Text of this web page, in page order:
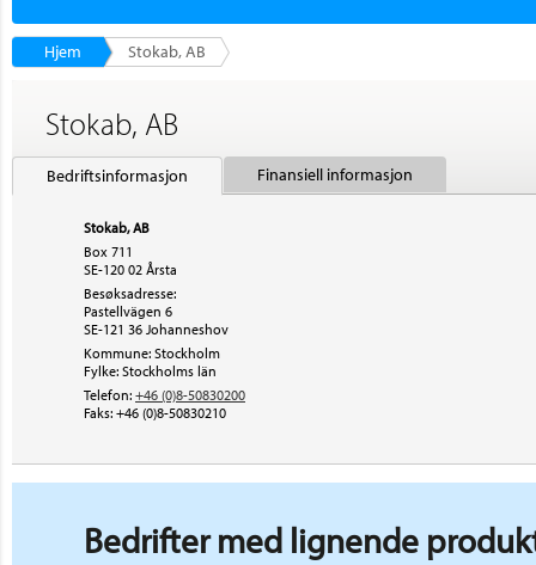
Hjem Stokab, AB
Stokab, AB
Bedriftsinformasjon Finansiell informasjon
Stokab, AB
Box 711
SE-120 02 Årsta
Besøksadresse:
Pastellvägen 6
SE-121 36 Johanneshov
Kommune: Stockholm
Fylke: Stockholms län
Telefon: +46 (0)8-50830200
Faks: +46 (0)8-50830210
Bedrifter med lignende